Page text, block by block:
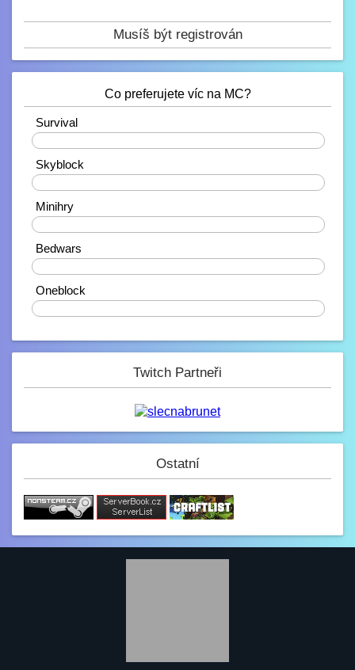
Paulie
Paulie
10.2. 2023, 21:38
Rendiikk_
Zdravíčko ????
7.2. 2023, 00:06
corveck
Na JB opravené modely, tak se nelekněte
až se vám budou znovu stahovat :D
JeyC0b
3.2. 2023, 12:34
Jak se dneska máme?
1.2. 2023, 18:37
Musíš být registrován
Co preferujete víc na MC?
Survival
Skyblock
Minihry
0%
Bedwars
Oneblock
0%
Twitch Partneři
Ostatní